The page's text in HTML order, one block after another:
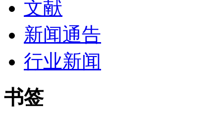
文献
新闻通告
行业新闻
书签